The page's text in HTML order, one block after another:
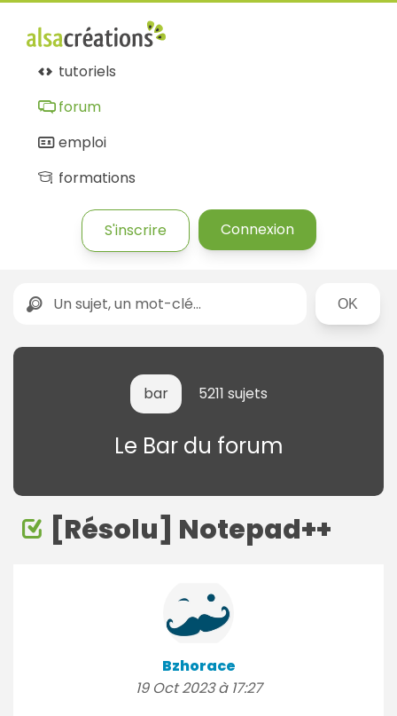
tutoriels
forum
emploi
formations
S'inscrire Connexion
Rechercher
bar 5211 sujets
Le Bar du forum
[Résolu] Notepad++
Bzhorace
19 Oct 2023 à 17:27